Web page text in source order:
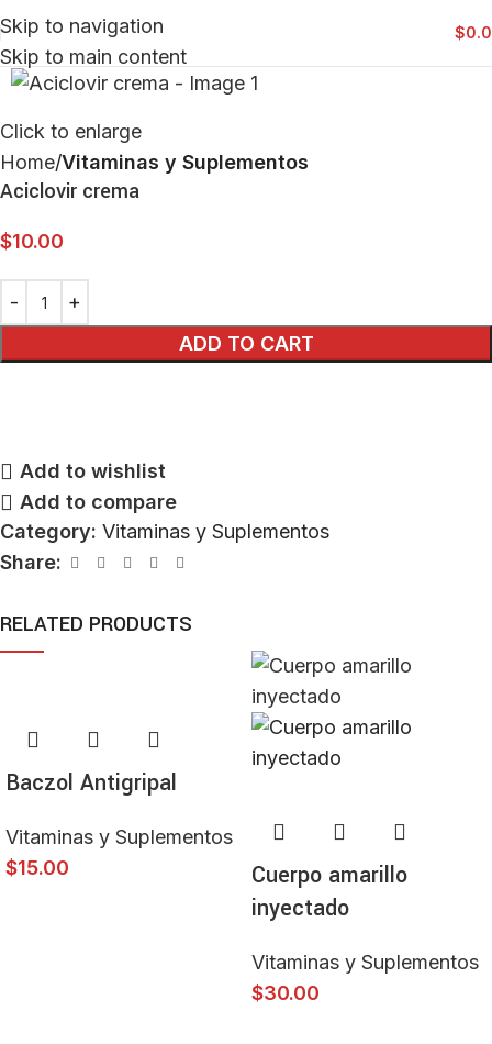
Skip to navigation
Skip to main content
$
Click to enlarge
Home Vitaminas y Suplementos
Aciclovir crema
$10.00
ADD TO CART
Add to wishlist
Add to compare
Category: Vitaminas y Suplementos
Share:
RELATED PRODUCTS
Baczol Antigripal
Vitaminas y Suplementos
$15.00
Cuerpo amarillo
inyectado
Vitaminas y Suplementos
$30.00